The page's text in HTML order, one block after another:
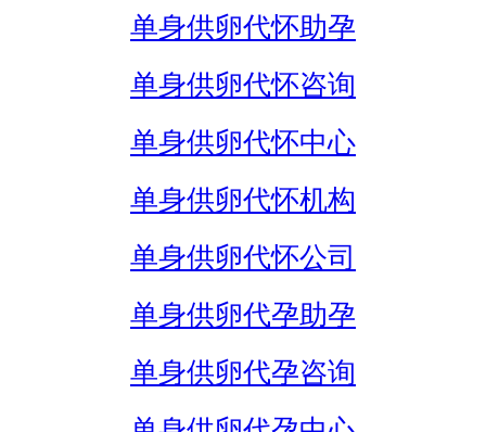
单身供卵代怀助孕
单身供卵代怀咨询
单身供卵代怀中心
单身供卵代怀机构
单身供卵代怀公司
单身供卵代孕助孕
单身供卵代孕咨询